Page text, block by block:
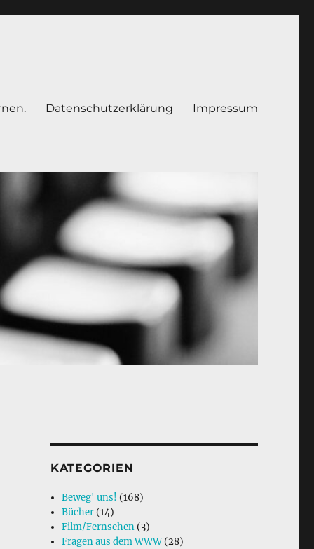
Datenschutzerklärung Impressum
KATEGORIEN
Beweg' uns! (168)
Bücher (14)
Film/Fernsehen (3)
Fragen aus dem WWW(28)